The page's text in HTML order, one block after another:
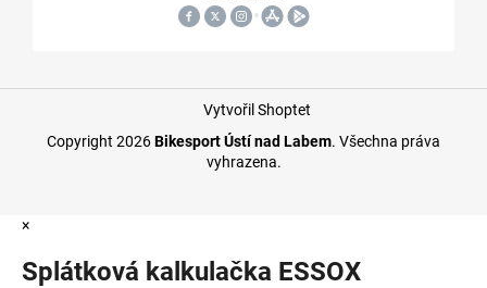
Vytvořil Shoptet
Copyright 2026Bikesport Ústí nad Labem. Všechna práva
vyhrazena.
×
Splátková kalkulačka ESSOX